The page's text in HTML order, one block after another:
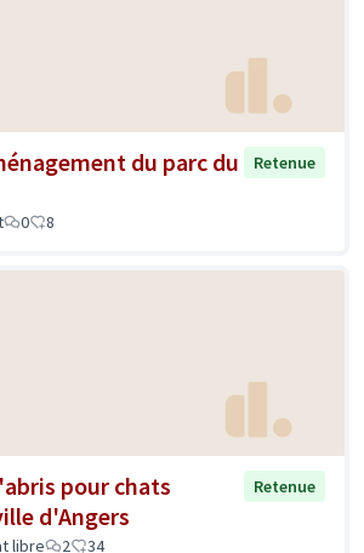
du parc du
Retenue
0 8
pour chats
d'Angers
Retenue
libre 2 34